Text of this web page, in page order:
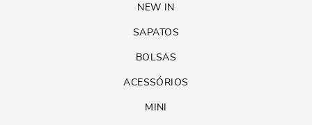
NEW IN
SAPATOS
BOLSAS
ACESSÓRIOS
MINI